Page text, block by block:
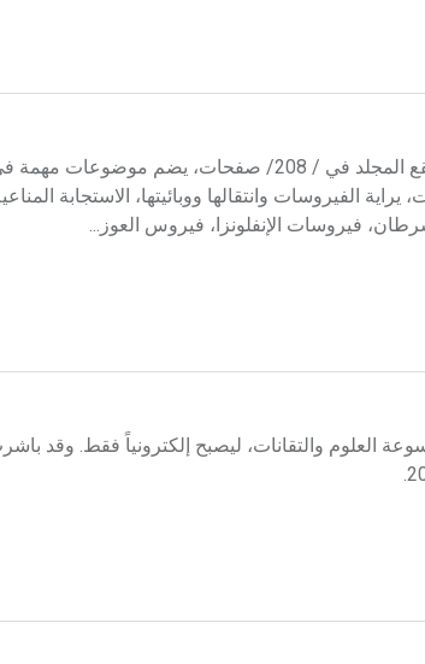
صدر المجلد الثامن عشر من الموسوعة الطبية وهو بعنوان علم الفيروسات يقع المجلد في / 208/ صفحات، يضم
الفيروسات وانتقالها ووبائيتها، الاستجابة
فيروسات الإنفلونزا، فيروس العوز...
العلوم والتقانات، ليصبح إلكترونياً فقط. وقد